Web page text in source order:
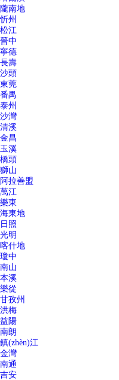
隴南地
忻州
松江
晉中
寧德
長壽
沙頭
東莞
番禺
泰州
沙灣
清溪
金昌
玉溪
橋頭
獅山
阿拉善盟
萬江
樂東
海東地
日照
光明
喀什地
瓊中
南山
本溪
樂從
甘孜州
洪梅
益陽
南朗
鎮(zhèn)江
金灣
南通
吉安